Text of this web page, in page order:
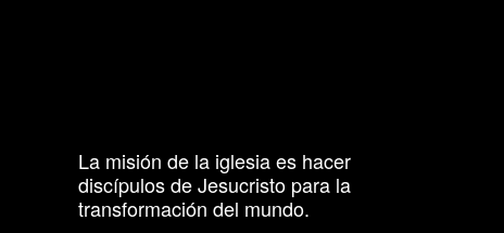
La misión de la iglesia es hacer
discípulos de Jesucristo para la
transformación del mundo.